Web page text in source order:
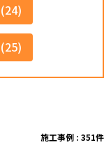
施工事例 : 351件